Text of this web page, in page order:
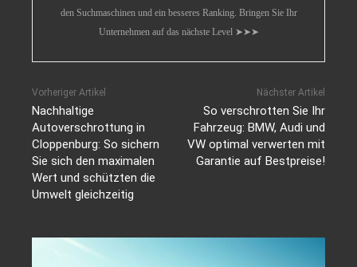
den Suchmaschinen und ein besseres Ranking. Bringen Sie Ihr
Unternehmen auf das nächste Level ➤➤➤
Vorheriger Artikel
Nachhaltige
Autoverschrottung in
Cloppenburg: So sichern
Sie sich den maximalen
Wert und schützten die
Umwelt gleichzeitig
Nächster Artikel
So verschrotten Sie Ihr
Fahrzeug: BMW, Audi und
VW optimal verwerten mit
Garantie auf Bestpreise!